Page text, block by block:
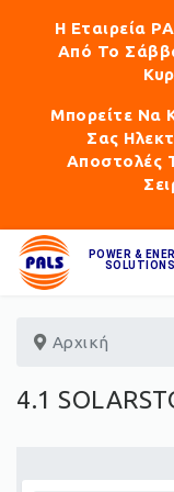
Η Εταιρεία
Από Το
Μπορείτε Να
Σας
Αποστολές
POWER &
SOLUTIONS
Αρχική
4.1